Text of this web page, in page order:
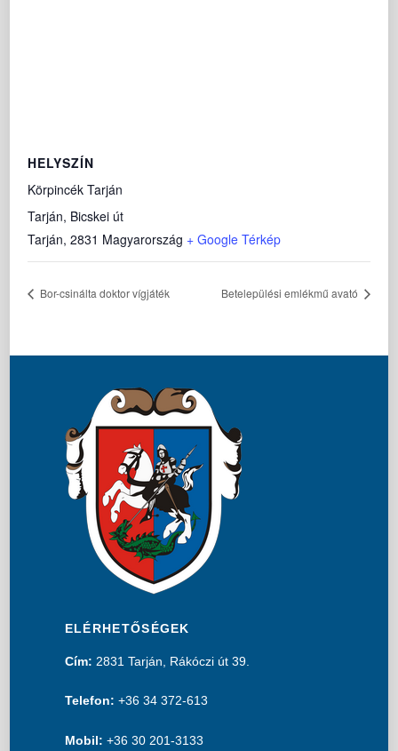
HELYSZÍN
Körpincék Tarján
Tarján, Bicskei út
Tarján, 2831 Magyarország + Google Térkép
Bor-csinálta doktor vígjáték Betelepülési emlékmű avató
ELÉRHETŐSÉGEK
Cím: 2831 Tarján, Rákóczi út 39.
Telefon: +36 34 372-613
Mobil: +36 30 201-3133